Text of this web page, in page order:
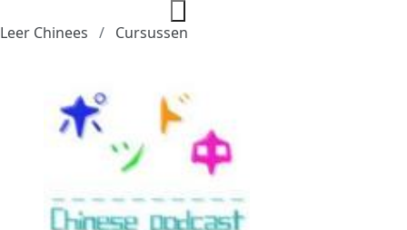
Leer Chinees Cursussen